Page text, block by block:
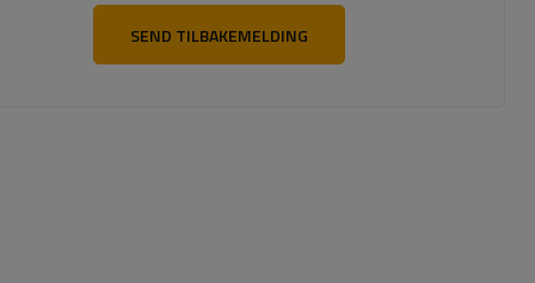
SEND TILBAKEMELDING